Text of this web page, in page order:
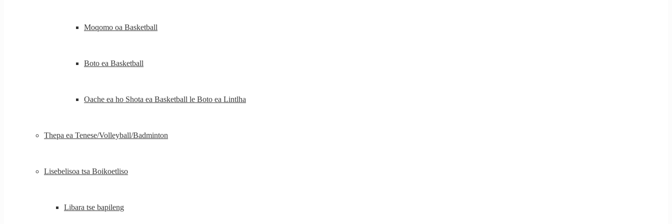
Moqomo oa Basketball
Boto ea Basketball
Oache ea ho Shota ea Basketball le Boto ea Lintlha
Thepa ea Tenese/Volleyball/Badminton
Lisebelisoa tsa Boikoetliso
Libara tse bapileng